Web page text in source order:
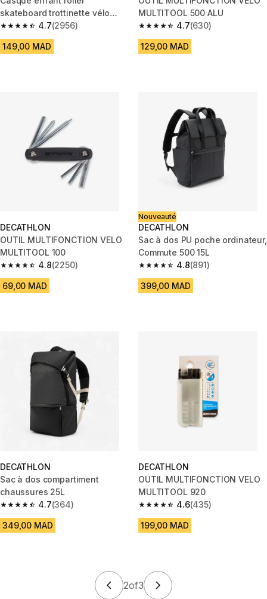
skateboard trottinette vélo
B100 lila 4.7
4.7 out of 5 stars from 2956 reviews
(2956)
149,00 MAD
MULTITOOL 500 ALU
4.7
4.7 out of 5 stars from 630
(630)
129,00 MAD
DECATHLON
OUTIL MULTIFONCTION VELO
MULTITOOL 100
4.8
4.8 out of 5 stars from 2250 reviews
(2250)
69,00 MAD
Nouveauté
DECATHLON
Sac à dos PU poche ordinateur,
Commute 500 15L
4.8
4.8 out of 5 stars from 891
(891)
399,00 MAD
DECATHLON
Sac à dos compartiment
chaussures 25L
4.7
4.7 out of 5 stars from 364 reviews
(364)
349,00 MAD
DECATHLON
OUTIL MULTIFONCTION VELO
MULTITOOL 920
4.6
4.6 out of 5 stars from 435
(435)
199,00 MAD
2of3